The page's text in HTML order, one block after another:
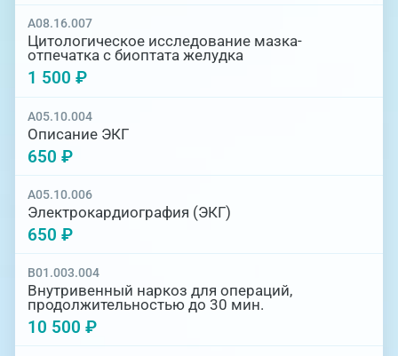
A08.16.007
Цитологическое исследование мазка-
отпечатка с биоптата желудка
1 500 ₽
A05.10.004
Описание ЭКГ
650 ₽
A05.10.006
Электрокардиография (ЭКГ)
650 ₽
B01.003.004
Внутривенный наркоз для операций,
продолжительностью до 30 мин.
10 500 ₽